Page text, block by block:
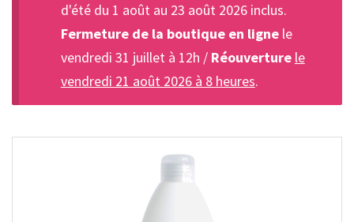
d'été du 1 août au 23 août 2026 inclus.
Fermeture de la boutique en lignele
vendredi 31 juillet à 12h / Réouverture le
vendredi 21 août 2026 à 8 heures.